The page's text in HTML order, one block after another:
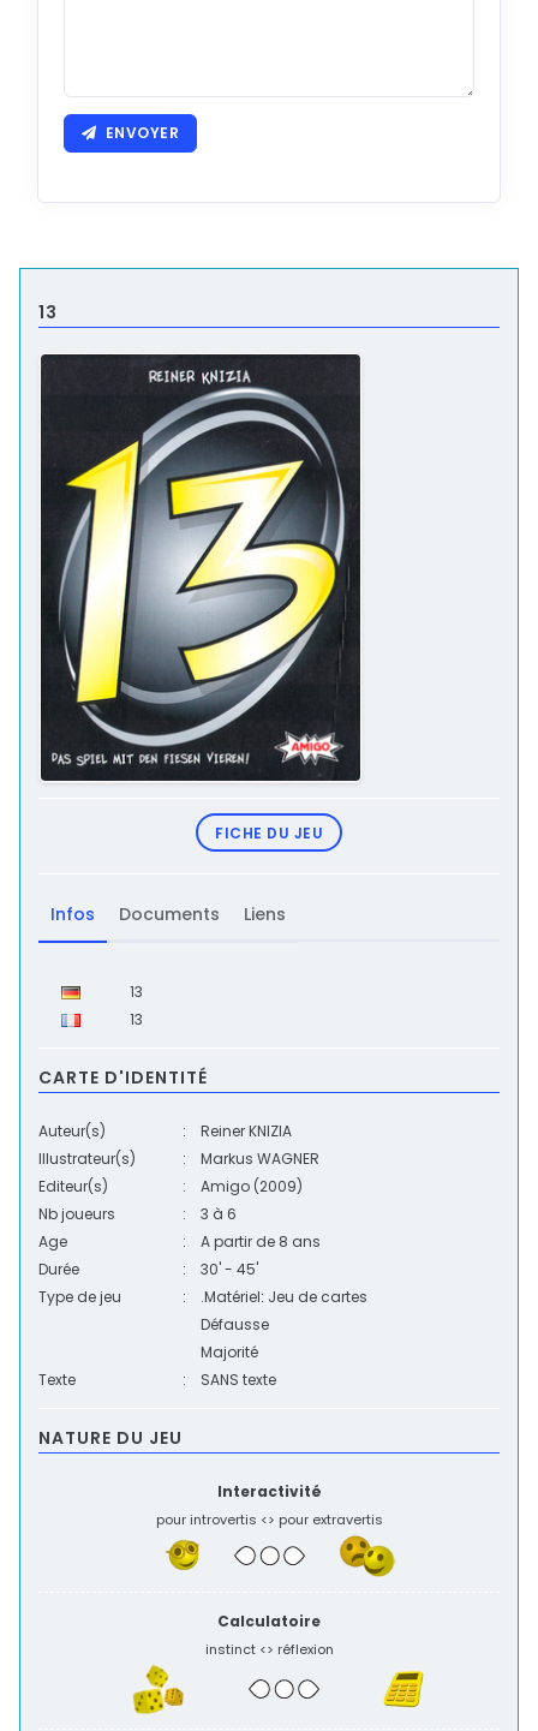
ENVOYER
13
FICHE DU JEU
Infos Documents Liens
13
13
CARTE D'IDENTITÉ
Auteur(s) :
Reiner KNIZIA
Illustrateur(s)
:
Markus WAGNER
Editeur(s)
: Amigo (2009)
Nb joueurs
: 3 à 6
Age
:
A partir de 8 ans
Durée
:
30' - 45'
Type de jeu
:
.Matériel: Jeu de cartes
Défausse
Majorité
Texte
: SANS texte
NATURE DU JEU
Interactivité
pour introvertis <> pour extravertis
Calculatoire
instinct <> réflexion